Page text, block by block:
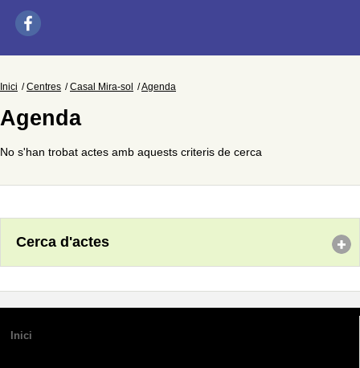
Inici Centres Casal Mira-sol Agenda
Agenda
No s'han trobat actes amb aquests criteris de cerca
Cerca d'actes
Inici